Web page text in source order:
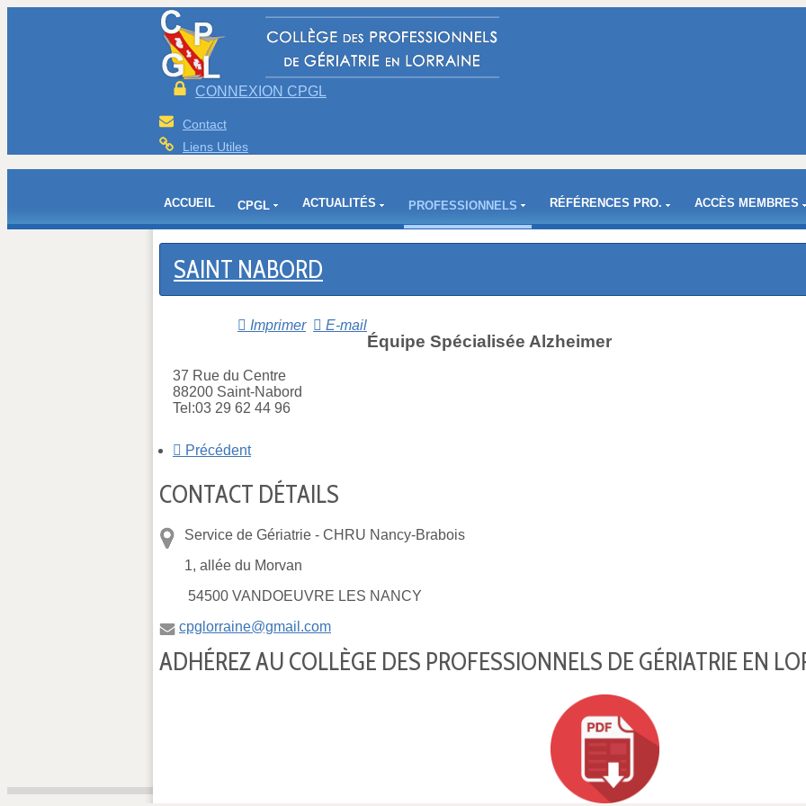
CONNEXION CPGL
Contact
Liens Utiles
ACCUEIL CPGL ACTUALITÉS PROFESSIONNELS RÉFÉRENCES PRO. ACCÈS MEMBRES
SAINT NABORD
Imprimer E-mail
Équipe Spécialisée Alzheimer
37 Rue du Centre
88200 Saint-Nabord
Tel:03 29 62 44 96
Précédent
CONTACT DÉTAILS
Service de Gériatrie - CHRU Nancy-Brabois
1, allée du Morvan
54500 VANDOEUVRE LES NANCY
cpglorraine@gmail.com
ADHÉREZ AU COLLÈGE DES PROFESSIONNELS DE GÉRIATRIE EN